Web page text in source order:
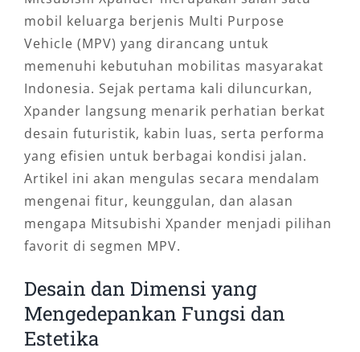
mobil keluarga berjenis Multi Purpose
Vehicle (MPV) yang dirancang untuk
memenuhi kebutuhan mobilitas masyarakat
Indonesia. Sejak pertama kali diluncurkan,
Xpander langsung menarik perhatian berkat
desain futuristik, kabin luas, serta performa
yang efisien untuk berbagai kondisi jalan.
Artikel ini akan mengulas secara mendalam
mengenai fitur, keunggulan, dan alasan
mengapa Mitsubishi Xpander menjadi pilihan
favorit di segmen MPV.
Desain dan Dimensi yang
Mengedepankan Fungsi dan
Estetika